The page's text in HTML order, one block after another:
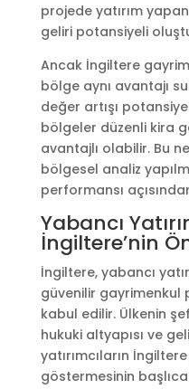
projede yatırım
geliri potansiyeli
Ancak İngiltere
bölge aynı avantajı
değer artışı
bölgeler düzenli kira
avantajlı olabilir. Bu
bölgesel analiz
performansı
Yabancı
İngiltere’nin
İngiltere, yabancı
güvenilir gayrimenkul
kabul edilir. Ülkenin
hukuki altyapısı ve
yatırımcıların
göstermesinin